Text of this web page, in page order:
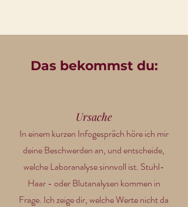
Das bekommst du:
Ursache
In einem kurzen Infogespräch höre ich mir
deine Beschwerden an, und entscheide,
welche Laboranalyse sinnvoll ist. Stuhl-
Haar - oder Blutanalysen kommen in
Frage. Ich zeige dir, welche Werte nicht da